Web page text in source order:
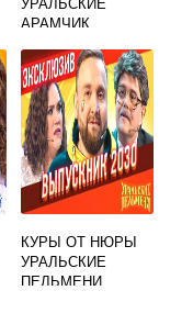
АРАМЧИК
КУРЫ ОТ НЮРЫ
УРАЛЬСКИЕ
ПЕЛЬМЕНИ